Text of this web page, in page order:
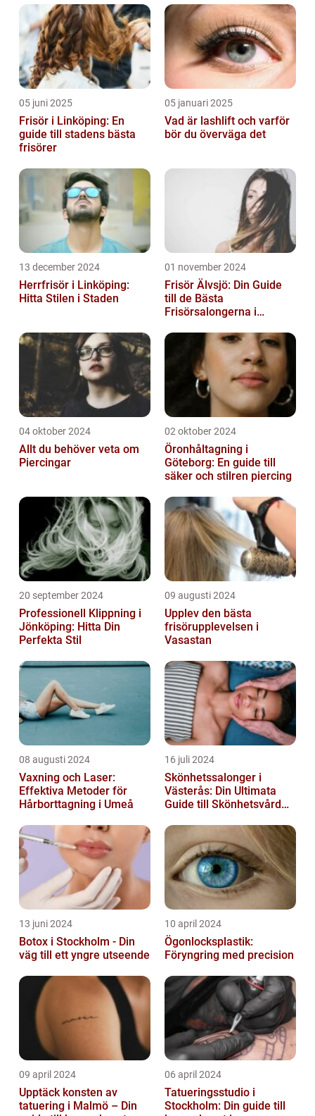
05 juni 2025
Frisör i Linköping: En
guide till stadens bästa
frisörer
05 januari 2025
Vad är lashlift och varför
bör du överväga det
13 december 2024
Herrfrisör i Linköping:
Hitta Stilen i Staden
01 november 2024
Frisör Älvsjö: Din Guide
till de Bästa
Frisörsalongerna i
04 oktober 2024
Allt du behöver veta om
Piercingar
02 oktober 2024
Öronhåltagning i
Göteborg: En guide till
säker och stilren piercing
20 september 2024
Professionell Klippning i
Jönköping: Hitta Din
Perfekta Stil
09 augusti 2024
Upplev den bästa
frisörupplevelsen i
Vasastan
08 augusti 2024
Vaxning och Laser:
Effektiva Metoder för
Hårborttagning i Umeå
16 juli 2024
Skönhetssalonger i
Västerås: Din Ultimata
Guide till Skönhetsvård
13 juni 2024
Botox i Stockholm - Din
väg till ett yngre utseende
10 april 2024
Ögonlocksplastik:
Föryngring med precision
09 april 2024
Upptäck konsten av
tatuering i Malmö – Din
06 april 2024
Tatueringsstudio i
Stockholm: Din guide till